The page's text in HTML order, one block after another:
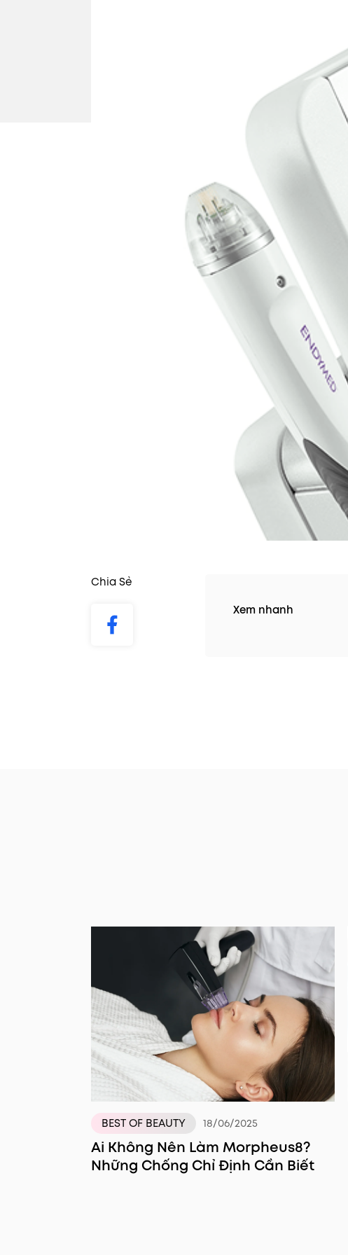
Chia Sẻ
Xem nhanh
BEST OF BEAUTY 18/06/2025
Ai Không Nên Làm Morpheus8?
Những Chống Chỉ Định Cần Biết